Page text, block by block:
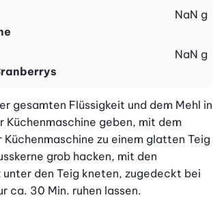
NaN g
NaN g
gesamten Flüssigkeit und dem Mehl in
Küchenmaschine geben, mit dem
Küchenmaschine zu einem glatten Teig
grob hacken, mit den
unter den Teig kneten, zugedeckt bei
ca. 30 Min. ruhen lassen.